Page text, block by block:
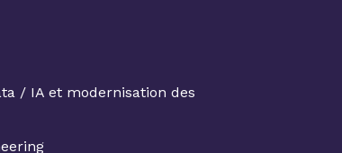
/ IA et modernisation des